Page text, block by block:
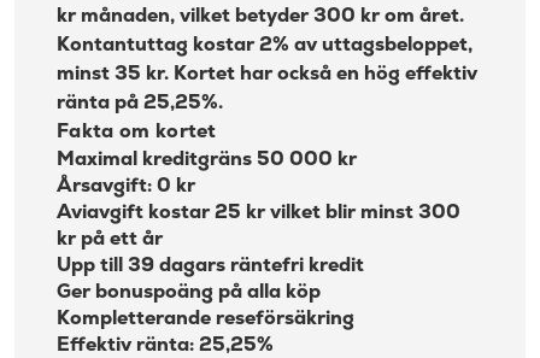
kr månaden, vilket betyder 300 kr om året.
Kontantuttag kostar 2% av uttagsbeloppet,
minst 35 kr. Kortet har också en hög effektiv
ränta på 25,25%.
Fakta om kortet
Maximal kreditgräns 50 000 kr
Årsavgift: 0 kr
Aviavgift kostar 25 kr vilket blir minst 300
kr på ett år
Upp till 39 dagars räntefri kredit
Ger bonuspoäng på alla köp
Kompletterande reseförsäkring
Effektiv ränta: 25,25%